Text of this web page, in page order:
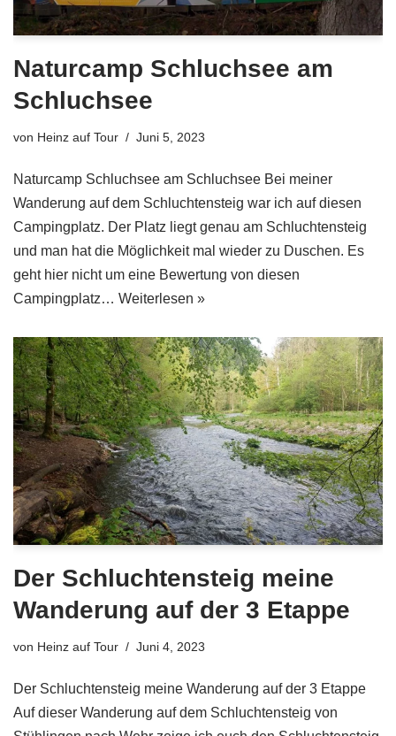
Naturcamp Schluchsee am
Schluchsee
von Heinz auf Tour Juni 5, 2023
Naturcamp Schluchsee am Schluchsee Bei meiner
Wanderung auf dem Schluchtensteig war ich auf diesen
Campingplatz. Der Platz liegt genau am Schluchtensteig
und man hat die Möglichkeit mal wieder zu Duschen. Es
geht hier nicht um eine Bewertung von diesen
Campingplatz… Weiterlesen »
Der Schluchtensteig meine
Wanderung auf der 3 Etappe
von Heinz auf Tour Juni 4, 2023
Der Schluchtensteig meine Wanderung auf der 3 Etappe
Auf dieser Wanderung auf dem Schluchtensteig von